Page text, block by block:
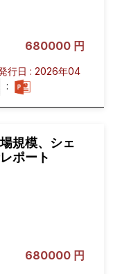
680000 円
行日 : 2026年04
:
規模、シェ
ポート
680000 円